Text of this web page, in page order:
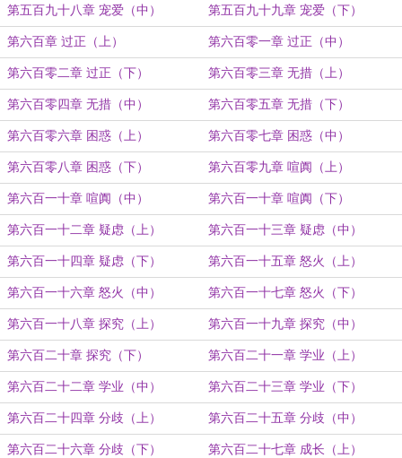
第五百九十八章 宠爱（中） 第五百九十九章 宠爱（下）
第六百章 过正（上） 第六百零一章 过正（中）
第六百零二章 过正（下） 第六百零三章 无措（上）
第六百零四章 无措（中） 第六百零五章 无措（下）
第六百零六章 困惑（上） 第六百零七章 困惑（中）
第六百零八章 困惑（下） 第六百零九章 喧阗（上）
第六百一十章 喧阗（中） 第六百一十章 喧阗（下）
第六百一十二章 疑虑（上） 第六百一十三章 疑虑（中）
第六百一十四章 疑虑（下） 第六百一十五章 怒火（上）
第六百一十六章 怒火（中） 第六百一十七章 怒火（下）
第六百一十八章 探究（上） 第六百一十九章 探究（中）
第六百二十章 探究（下） 第六百二十一章 学业（上）
第六百二十二章 学业（中） 第六百二十三章 学业（下）
第六百二十四章 分歧（上） 第六百二十五章 分歧（中）
第六百二十六章 分歧（下） 第六百二十七章 成长（上）